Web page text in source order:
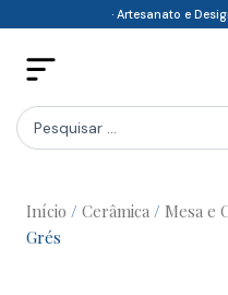
content
· Artesanato e
Search
...
Início / Cerâmica / Mesa e
Grés